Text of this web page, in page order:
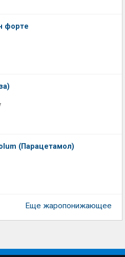
форте
(Парацетамол)
Еще жаропонижающее